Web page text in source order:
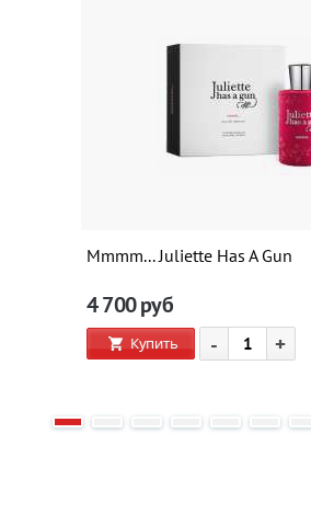
Mmmm... Juliette Has A Gun
4 700руб
Купить - +